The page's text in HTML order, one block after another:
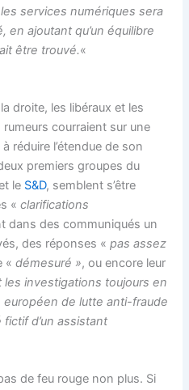
services numériques sera
ajoutant qu’un équilibre
être trouvé.«
droite, les libéraux et les
courraient sur une
réduire l’étendue de son
premiers groupes du
le S&D, semblent s’être
«clarifications
dans des communiqués un
des réponses «pas assez
«démesuré », ou encore leur
investigations toujours en
européen de lutte anti-fraude
fictif d’un assistant
de feu rouge non plus. Si